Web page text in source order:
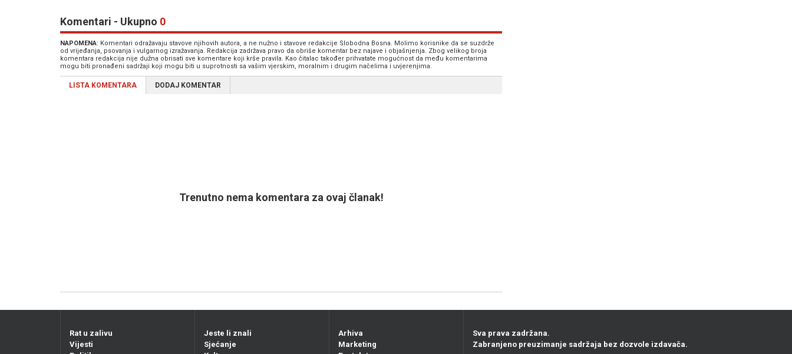
Komentari - Ukupno 0
NAPOMENA: Komentari odražavaju stavove njihovih autora, a ne nužno i stavove redakcije Slobodna Bosna. Molimo korisnike da se suzdrže
od vrijeđanja, psovanja i vulgarnog izražavanja. Redakcija zadržava pravo da obriše komentar bez najave i objašnjenja. Zbog velikog broja
komentara redakcija nije dužna obrisati sve komentare koji krše pravila. Kao čitalac također prihvatate mogućnost da među komentarima
mogu biti pronađeni sadržaji koji mogu biti u suprotnosti sa vašim vjerskim, moralnim i drugim načelima i uvjerenjima.
LISTA KOMENTARA DODAJ KOMENTAR
Trenutno nema komentara za ovaj članak!
Rat u zalivu
Vijesti
Jeste li znali
Sjećanje
Arhiva
Marketing
Sva prava zadržana.
Zabranjeno preuzimanje sadržaja bez dozvole izdavača.